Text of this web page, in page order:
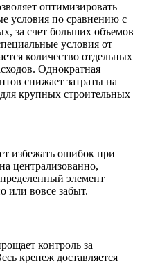
оптимизировать
условия по сравнению с
за счет больших объемов
условия от
количество отдельных
Однократная
снижает затраты на
крупных строительных
избежать ошибок при
централизованно,
элемент
или вовсе забыт.
контроль за
крепеж доставляется